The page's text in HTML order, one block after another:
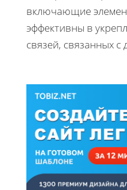
включающие
эффективны в
связей, связанных